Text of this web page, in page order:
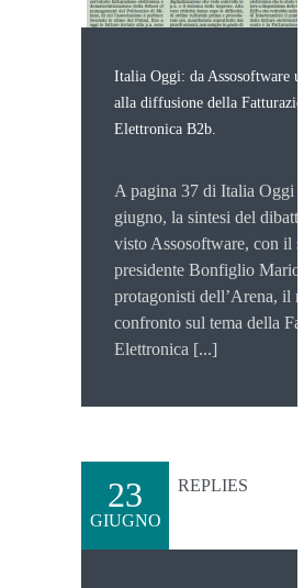
Italia Oggi: da Assosoftware
alla diffusione della
Elettronica B2b.
A pagina 37 di Italia Oggi
giugno, la sintesi del
visto Assosoftware, con il
presidente Bonfiglio
protagonisti dell’Arena, il
confronto sul tema della
Elettronica [...]
23
GIUGNO
REPLIES